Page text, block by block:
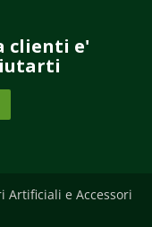
clienti e'
Artificiali e Accessori